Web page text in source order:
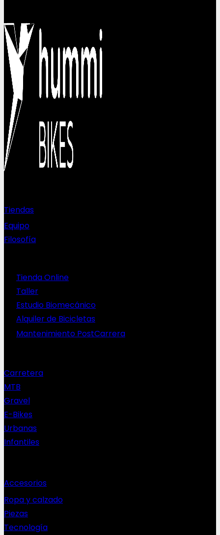
Tiendas
Equipo
Filosofía
Tienda Online
Taller
Estudio Biomecánico
Alquiler de Bicicletas
Mantenimiento PostCarrera
Carretera
MTB
Gravel
E-Bikes
Urbanas
Infantiles
Accesorios
Ropa y calzado
Piezas
Tecnología